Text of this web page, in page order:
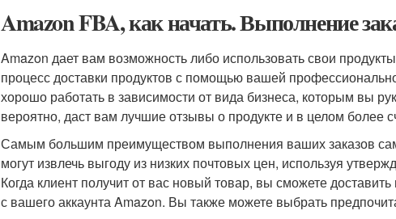
Amazon FBA, как начать. Выполнение
Amazon дает вам возможность либо использовать свои
процесс доставки продуктов с помощью вашей
хорошо работать в зависимости от вида бизнеса, которым вы
вероятно, даст вам лучшие отзывы о продукте и в целом более
Самым большим преимуществом выполнения ваших заказов
могут извлечь выгоду из низких почтовых цен, используя
Когда клиент получит от вас новый товар, вы сможете
с вашего аккаунта Amazon. Вы также можете выбрать